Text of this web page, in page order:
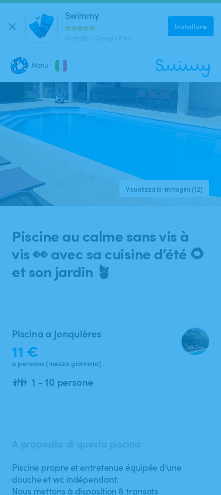
Swimmy
Installare
Menù
Dove stai cercando una piscina?
Dove?
Data
Visualizza le immagini (12)
Piscineaucalmesansvisà
vis👀avec sa cuisined’été 🌻
etson jardin 🪴
Piscina a Jonquières
11 €
a persona (mezza giornata)
👪 1 - 10 persone
Piscine propre et entretenue équipée d’une
douche et wc indépendant.
Nous mettons à disposition 8 transats